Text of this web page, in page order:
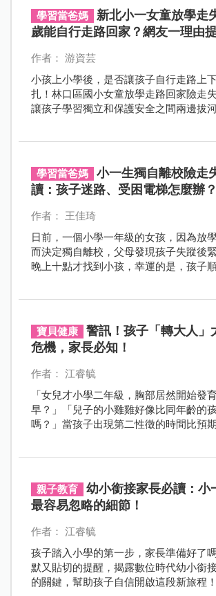
學習當爸媽
新北小一女童放學走
歲能自行走路回家？網友一理由
作者： 游資芸
小孩上小學後，是否讓孩子自行走路上
扎！林口區國小女童放學走路回家險走
讓孩子學習獨立和保護安全之間兩邊拔河
學習當爸媽
小一生獨自離校險走
讀：孩子迷路、受困電梯怎麼辦？
作者： 王佳琦
日前，一個小學一年級的女孩，因為放
而決定獨自離校，父母發現孩子失蹤後
晚上十點才找到小孩，幸運的是，孩子
寶貝健康
警訊！孩子「轉大人」
危機，家長必知！
作者： 江睿毓
「女兒才小學二年級，胸部居然開始發
早？」「兒子的小雞雞好像比同年齡的
嗎？」當孩子出現第二性徵的時間比預
親子教育
幼小銜接家長必讀：小
最容易忽略的細節！
作者： 江睿毓
孩子踏入小學的第一步，家長準備好了
默又貼切的提醒，揭露數位時代幼小銜
的關鍵，幫助孩子自信開啟這段新旅程！